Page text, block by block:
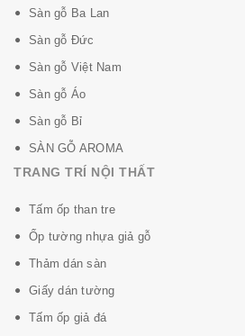
Sàn gỗ Ba Lan
Sàn gỗ Đức
Sàn gỗ Việt Nam
Sàn gỗ Áo
Sàn gỗ Bỉ
SÀN GỖ AROMA
TRANG TRÍ NỘI THẤT
Tấm ốp than tre
Ốp tường nhựa giả gỗ
Thảm dán sàn
Giấy dán tường
Tấm ốp giả đá